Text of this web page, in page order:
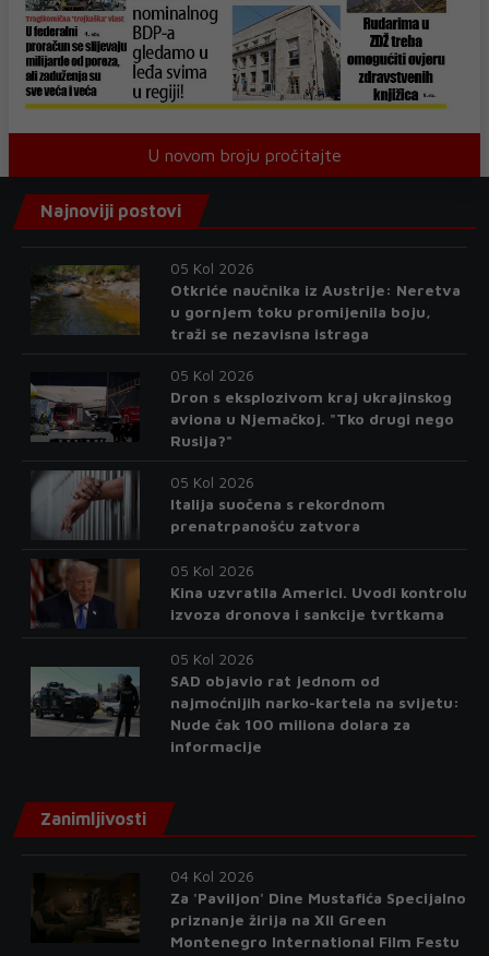
U novom broju pročitajte
Najnoviji postovi
05 Kol 2026
Otkriće naučnika iz Austrije: Neretva
u gornjem toku promijenila boju,
traži se nezavisna istraga
05 Kol 2026
Dron s eksplozivom kraj ukrajinskog
aviona u Njemačkoj. "Tko drugi nego
Rusija?"
05 Kol 2026
Italija suočena s rekordnom
prenatrpanošću zatvora
05 Kol 2026
Kina uzvratila Americi. Uvodi kontrolu
izvoza dronova i sankcije tvrtkama
05 Kol 2026
SAD objavio rat jednom od
najmoćnijih narko-kartela na svijetu:
Nude čak 100 miliona dolara za
informacije
Zanimljivosti
04 Kol 2026
Za 'Paviljon' Dine Mustafića Specijalno
priznanje žirija na XII Green
Montenegro International Film Festu